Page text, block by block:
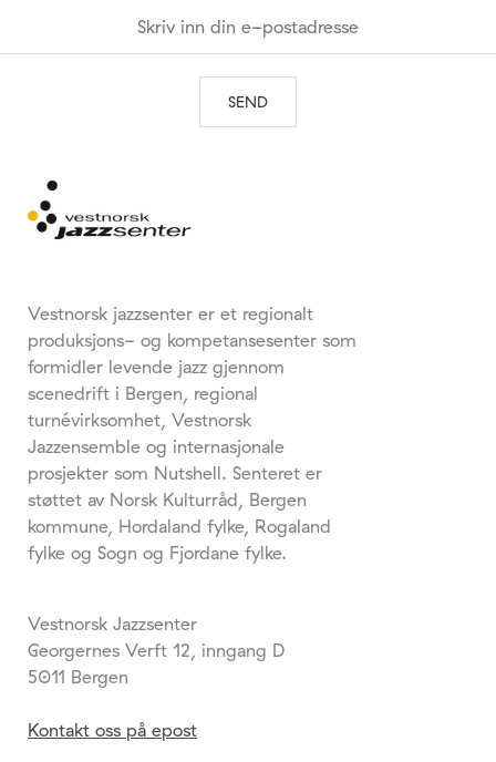
Vestnorsk jazzsenter er et regionalt
produksjons- og kompetansesenter som
formidler levende jazz gjennom
scenedrift i Bergen, regional
turnévirksomhet, Vestnorsk
Jazzensemble og internasjonale
prosjekter som Nutshell. Senteret er
støttet av Norsk Kulturråd, Bergen
kommune, Hordaland fylke, Rogaland
fylke og Sogn og Fjordane fylke.
Vestnorsk Jazzsenter
Georgernes Verft 12, inngang D
5011 Bergen
Kontakt oss på epost